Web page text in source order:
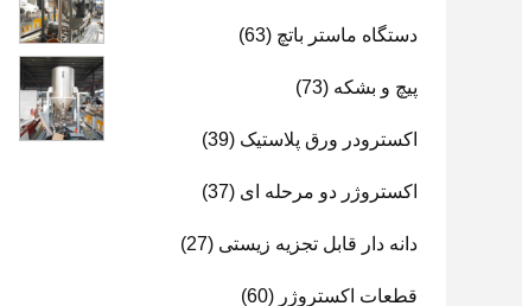
دستگاه ماستر باتچ (63)
پیچ و بشکه (73)
اکسترودر ورق پلاستیک (39)
اکستروژر دو مرحله ای (37)
دانه دار قابل تجزیه زیستی (27)
قطعات اکستروژر (60)